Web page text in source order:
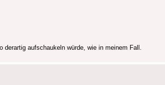
aufschaukeln würde, wie in meinem Fall.